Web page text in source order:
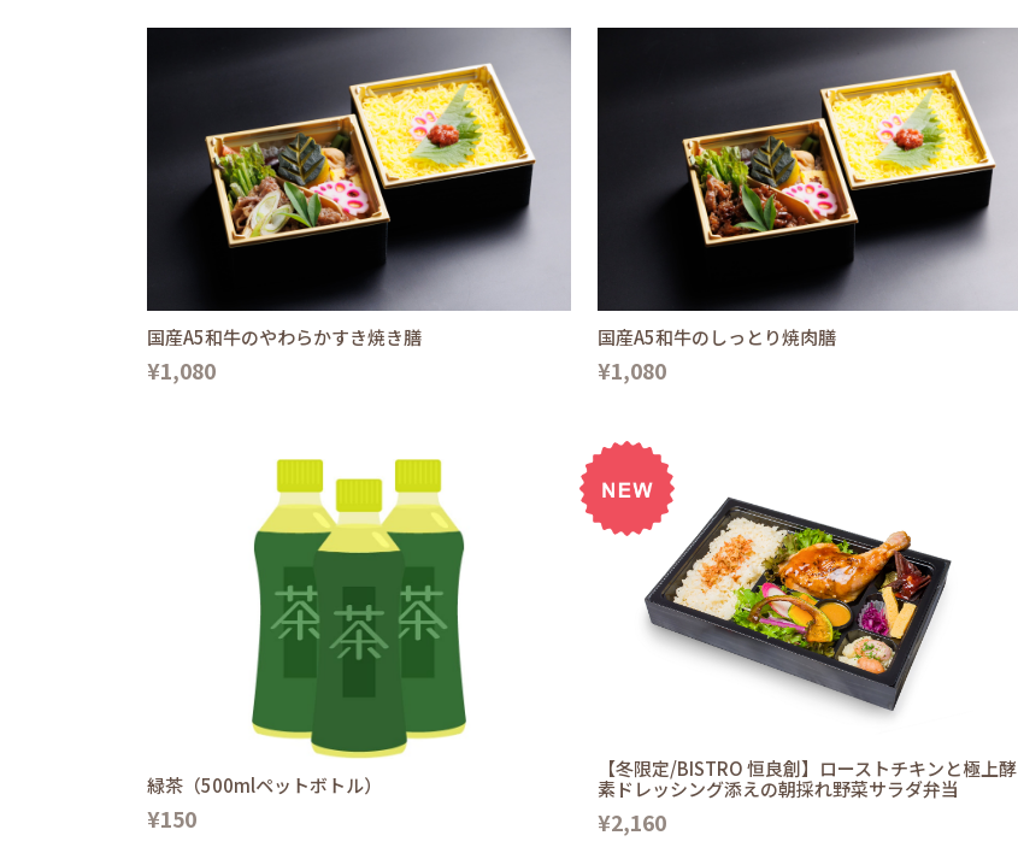
国産A5和牛のやわらかすき焼き膳
¥1,080
国産A5和牛のしっとり焼肉膳
¥1,080
緑茶（500mlペットボトル）
¥150
【冬限定/BISTRO 恒良創】ローストチキンと極上酵
素ドレッシング添えの朝採れ野菜サラダ弁当
¥2,160